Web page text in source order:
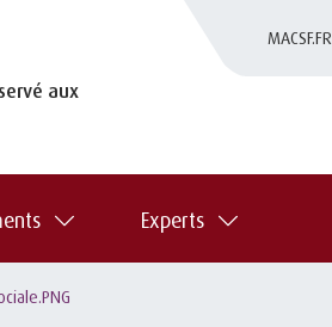
aux
MACSF.FR
Experts